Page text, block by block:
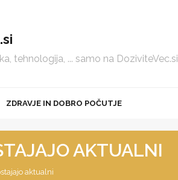
tehnologija, ... samo na DoziviteVec.si
ZDRAVJE IN DOBRO POČUTJE
AKTUALNI
aktualni